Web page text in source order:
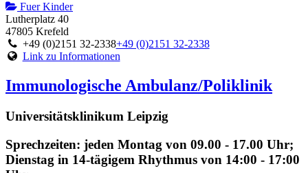
Fuer Kinder
Lutherplatz 40
47805 Krefeld
+49 (0)2151 32-2338+49 (0)2151 32-2338
Link zu Informationen
Immunologische Ambulanz/Poliklinik
Universitätsklinikum Leipzig
Sprechzeiten: jeden Montag von 09.00 - 17.00 Uhr;
Dienstag in 14-tägigem Rhythmus von 14:00 - 17:00